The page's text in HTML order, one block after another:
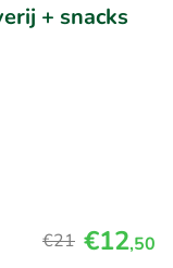
+ snacks
€21 €12,50